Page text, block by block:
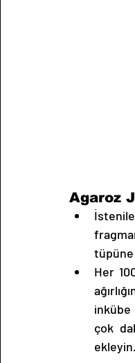
Agaroz
tüpüne
Her
inkübe
çok
ekleyin.